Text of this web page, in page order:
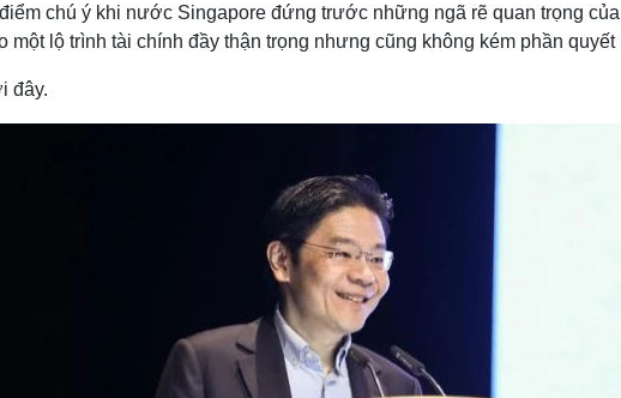
chú ý khi nước Singapore đứng trước những ngã rẽ quan trọng
lộ trình tài chính đầy thận trọng nhưng cũng không kém phần quyết
đây.